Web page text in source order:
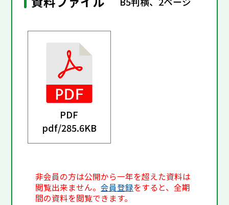
PDF
pdf/285.6KB
非会員の方は公開から一年を超えた資料は
閲覧出来ません。会員登録をすると、全期
間の資料を閲覧できます。